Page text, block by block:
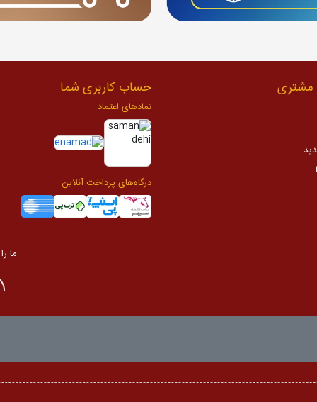
حساب کاربری شما
نمادهای اعتماد
درگاه‌های پرداخت آنلاین
ما